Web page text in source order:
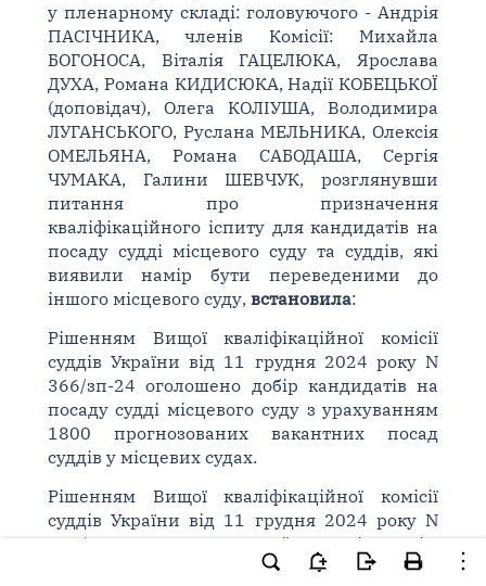
у пленарному складі: головуючого - Андрія
ПАСІЧНИКА, членів Комісії: Михайла
БОГОНОСА, Віталія ГАЦЕЛЮКА, Ярослава
ДУХА, Романа КИДИСЮКА, Надії КОБЕЦЬКОЇ
(доповідач), Олега КОЛІУША, Володимира
ЛУГАНСЬКОГО, Руслана МЕЛЬНИКА, Олексія
ОМЕЛЬЯНА, Романа САБОДАША, Сергія
ЧУМАКА, Галини ШЕВЧУК, розглянувши
питання про призначення
кваліфікаційного іспиту для кандидатів на
посаду судді місцевого суду та суддів, які
виявили намір бути переведеними до
іншого місцевого суду, встановила:
Рішенням Вищої кваліфікаційної комісії
суддів України від 11 грудня 2024 року N
366/зп-24 оголошено добір кандидатів на
посаду судді місцевого суду з урахуванням
1800 прогнозованих вакантних посад
суддів у місцевих судах.
Рішенням Вищої кваліфікаційної комісії
суддів України від 11 грудня 2024 року N
367/зп-24 оголошено прийняття від суддів,
які мають намір бути переведеними до